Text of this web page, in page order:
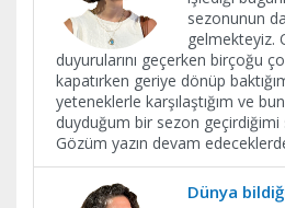
sezonunun
gelmekteyiz.
duyurularını geçerken birçoğu
kapatırken geriye dönüp
yeteneklerle karşılaştığım ve
duyduğum bir sezon geçirdiğimi
Gözüm yazın devam
Dünya